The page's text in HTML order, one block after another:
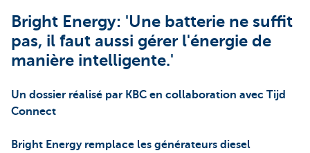
Bright Energy: 'Une batterie ne suffit
pas, il faut aussi gérer l'énergie de
manière intelligente.'
Un dossier réalisé par KBC en collaboration avec Tijd
Connect
Bright Energy remplace les générateurs diesel